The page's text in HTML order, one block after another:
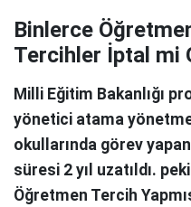
Binlerce
Tercihler İptal mi
Milli Eğitim Bakanlığı
yönetici atama
okullarında görev
süresi 2 yıl uzatıldı.
Öğretmen Tercih